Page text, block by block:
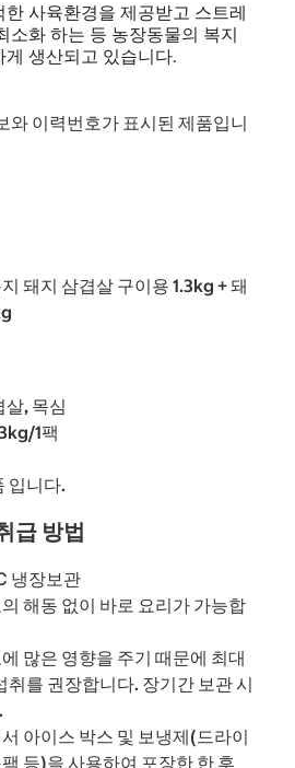
사육환경을 제공받고 스트레
소화 하는 등 농장동물의 복지
생산되고 있습니다.
와 이력번호가 표시된 제품입니
돼지 삼겹살 구이용 1.3kg + 돼
살, 목심
1팩
입니다.
급 방법
냉장보관
해동 없이 바로 요리가 가능합
많은 영향을 주기 때문에 최대
취를 권장합니다. 장기간 보관 시
아이스 박스 및 보냉제(드라이
등)을 사용하여 포장한 한 후